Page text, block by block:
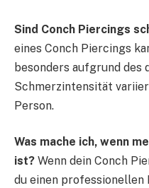
Sind Conch Piercings
eines Conch Piercings
besonders aufgrund des
Schmerzintensität
Person.
Was mache ich, wenn
ist? Wenn dein Conch
du einen